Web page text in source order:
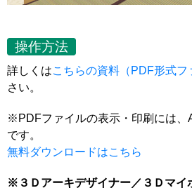
操作方法
詳しくはこちらの資料（PDF形式フ
さい。
※PDFファイルの表示・印刷には
です。
無料ダウンロードはこちら
※３Ｄアーキデザイナー／３Ｄマイ